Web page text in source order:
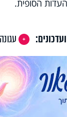
הסופית.
עגונה